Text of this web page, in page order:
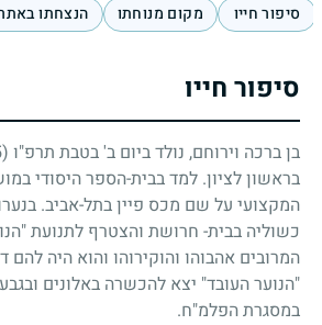
סיפור חייו מקום מנוחתו הנצחתו
סיפור חייו
בן ברכה וירוחם, נולד ביום ב' בטבת תרפ"ו (19.12.1925)
בראשון לציון. למד בבית-הספר היסודי
המקצועי על שם מכס פיין בתל-אביב.
כשוליה בבית- חרושת והצטרף לתנועת
המרובים אהבוהו והוקירוהו והוא היה להם
"הנוער העובד" יצא להכשרה באלונים
במסגרת הפלמ"ח.